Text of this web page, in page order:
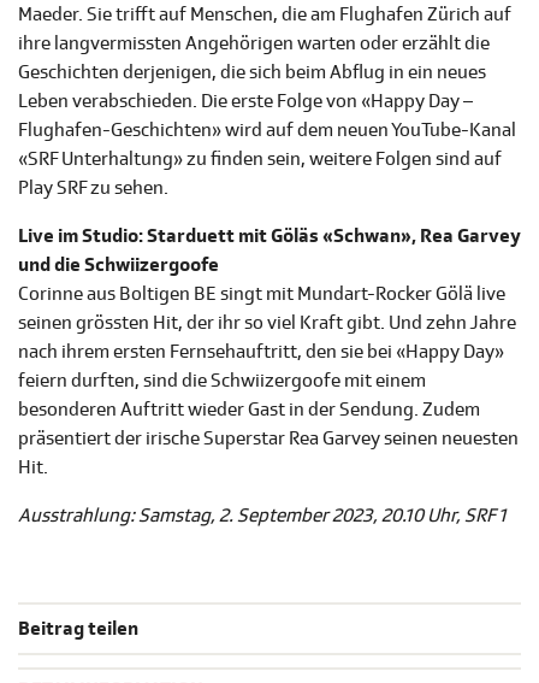
Maeder. Sie trifft auf Menschen, die am Flughafen Zürich auf
ihre langvermissten Angehörigen warten oder erzählt die
Geschichten derjenigen, die sich beim Abflug in ein neues
Leben verabschieden. Die erste Folge von «Happy Day –
Flughafen-Geschichten» wird auf dem neuen YouTube-Kanal
«SRF Unterhaltung» zu finden sein, weitere Folgen sind auf
Play SRF zu sehen.
Live im Studio: Starduett mit Göläs «Schwan», Rea Garvey
und die Schwiizergoofe
Corinne aus Boltigen BE singt mit Mundart-Rocker Gölä live
seinen grössten Hit, der ihr so viel Kraft gibt. Und zehn Jahre
nach ihrem ersten Fernsehauftritt, den sie bei «Happy Day»
feiern durften, sind die Schwiizergoofe mit einem
besonderen Auftritt wieder Gast in der Sendung. Zudem
präsentiert der irische Superstar Rea Garvey seinen neuesten
Hit.
Ausstrahlung: Samstag, 2. September 2023, 20.10 Uhr, SRF 1
Beitrag teilen